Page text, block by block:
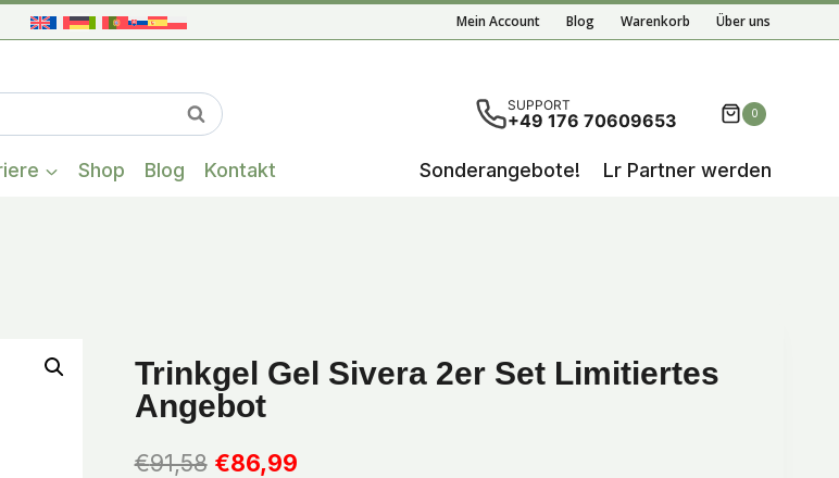
Mein Account Blog Warenkorb Über uns
SuchenWenn die Ergebnisse der automatischen Vervollständigung
SUPPORT
+49 176 70609653 0
Shop Blog Kontakt Sonderangebote! Lr Partner werden
Trinkgel Gel Sivera 2er Set Limitiertes
Angebot
€91,58 Ursprünglicher
€86,99Aktueller